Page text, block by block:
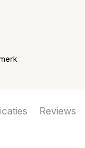
Reviews